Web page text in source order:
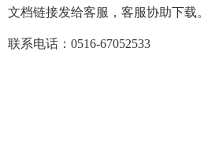
文档链接发给客服，客服协助下载。
联系电话：0516-67052533